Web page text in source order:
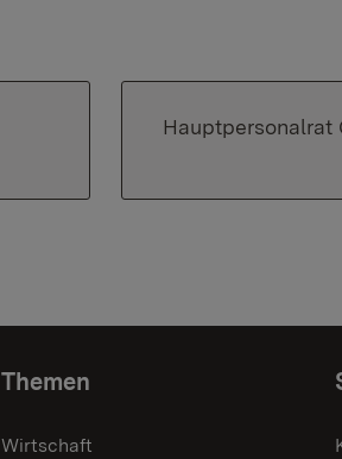
Hauptpersonalrat
Themen
Wirtschaft